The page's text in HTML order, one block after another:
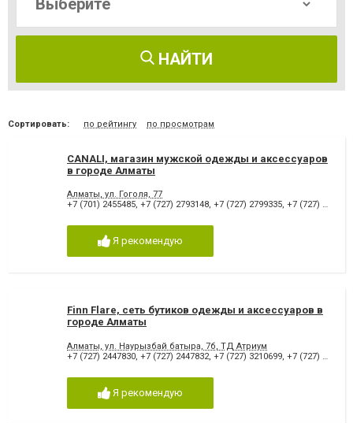
НАЙТИ
Сортировать: по рейтингу по просмотрам
CANALI, магазин мужской одежды и аксессуаров
в городе Алматы
Алматы, ул. Гоголя, 77
+7 (701) 2455485, +7 (727) 2793148, +7 (727) 2799335, +7 (727) 2731777
Я рекомендую
Finn Flare, сеть бутиков одежды и аксессуаров в
городе Алматы
Алматы, ул. Наурызбай батыра, 7б, ТД Атриум
+7 (727) 2447830 +7 (727) 2447832 +7 (727) 3210699 +7 (727) 3435065
Я рекомендую